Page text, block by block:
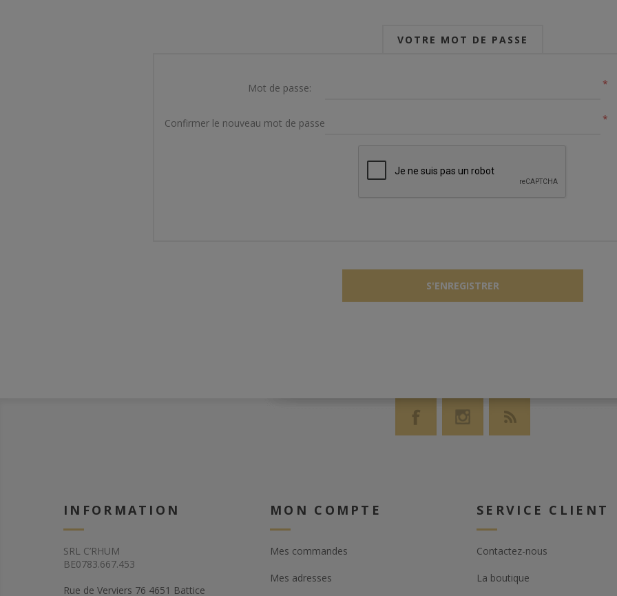
VOTRE MOT DE PASSE
Mot de passe: *
Confirmer le nouveau mot de passe: *
INFORMATION
SRL C’RHUM
BE0783.667.453
Rue de Verviers 76 4651 Battice
MON COMPTE
Mes commandes
Mes adresses
SERVICE CLIENT
Contactez-nous
La boutique